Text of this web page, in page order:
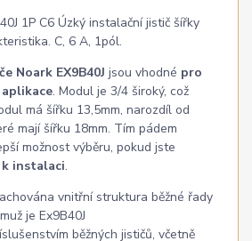
1P C6 Úzký instalační jistič šířky
C, 6 A, 1pól.
Noark EX9B40J jsou vhodné pro
. Modul je 3/4 široký, což
má šířku 13,5mm, narozdíl od
mají šířku 18mm. Tím pádem
možnost výběru, pokud jste
instalaci.
vnitřní struktura běžné řady
je Ex9B40J
běžných jističů, včetně